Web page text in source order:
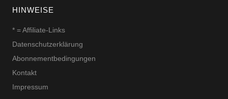
HINWEISE
* = Affiliate-Links
Datenschutzerklärung
Abonnementbedingungen
Kontakt
Impressum